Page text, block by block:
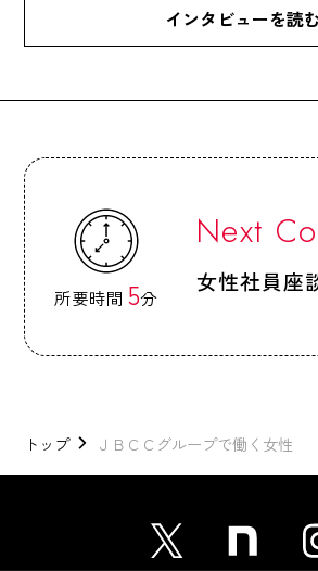
Q2.
仕事に取り組む上で
イフバランスの観点
いること、
やるべき仕事に対して何を行
するようにしています。また
営業職として、お客様からの
わせ対応やお客様の経営/業務
の力を使い解決していくため
っています。ＪＢＣＣグルー
ための職種なので、「受注す
が評価につながります。その
レーション強化に注力してい
所要時間5分
Next
女性社員座
トップ ＪＢＣＣグループで働く女性